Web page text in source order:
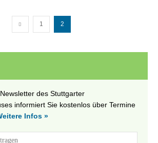
1 2
des Stuttgarter
informiert Sie kostenlos über Termine
Infos »